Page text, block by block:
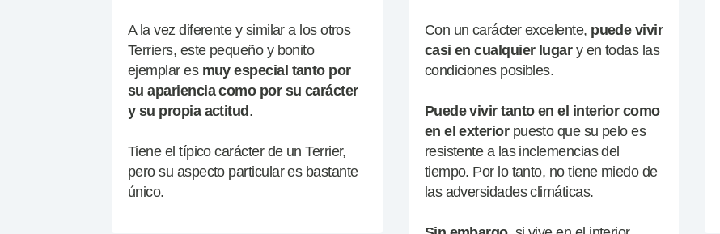
A la vez diferente y similar a los otros
Terriers, este pequeño y bonito
ejemplar es muy especial tanto por
su apariencia como por su carácter
y su propia actitud .
Tiene el típico carácter de un Terrier,
pero su aspecto particular es bastante
único.
Con un carácter excelente, puede vivir
casi en cualquier lugary en todas las
condiciones posibles.
Puede vivir tanto en el interior como
en el exteriorpuesto que su pelo es
resistente a las inclemencias del
tiempo. Por lo tanto, no tiene miedo de
las adversidades climáticas.